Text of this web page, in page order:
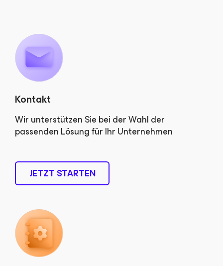
Kontakt
Wir unterstützen Sie bei der Wahl der
passenden Lösung für Ihr Unternehmen
JETZT STARTEN